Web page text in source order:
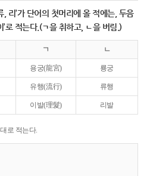
, 리’가 단어의 첫머리에 올 적에는, 두음
로 적는다.(ㄱ을 취하고, ㄴ을 버림.)
ㄱ ㄴ
용궁(龍宮) 룡궁
유행(流行) 류행
이발(理髮) 리발
로 적는다.